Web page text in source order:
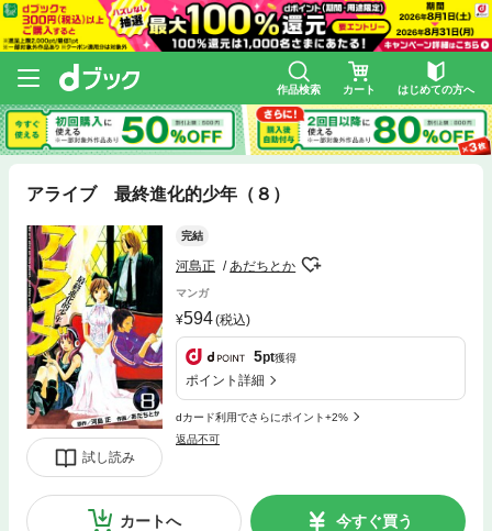
作品検索 カート はじめての方へ
アライブ 最終進化的少年（８）
試し読み
完結
河島正 あだちとか
マンガ
594(税込)
5pt獲得
ポイント詳細
dカード利用でさらにポイント+2%
返品不可
カートへ 今すぐ買う